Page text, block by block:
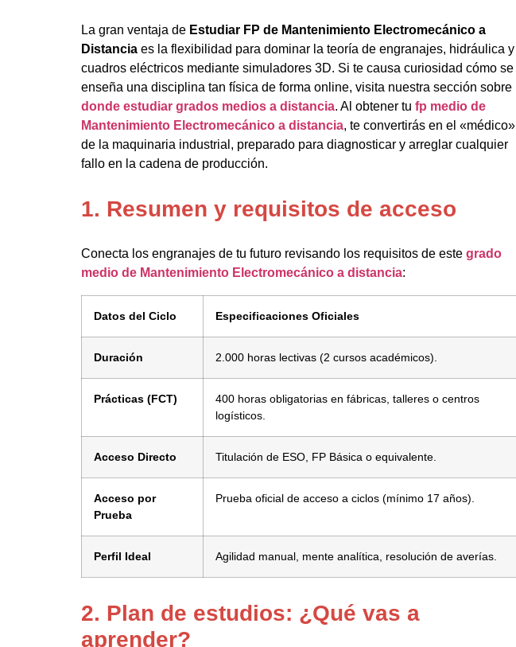
La gran ventaja de Estudiar FP de Mantenimiento Electromecánico a
Distancia es la flexibilidad para dominar la teoría de engranajes, hidráulica y
cuadros eléctricos mediante simuladores 3D. Si te causa curiosidad cómo se
enseña una disciplina tan física de forma online, visita nuestra sección sobre
donde estudiar grados medios a distancia. Al obtener tu fp medio de
Mantenimiento Electromecánico a distancia, te convertirás en el «médico»
de la maquinaria industrial, preparado para diagnosticar y arreglar cualquier
fallo en la cadena de producción.
1. Resumen y requisitos de acceso
Conecta los engranajes de tu futuro revisando los requisitos de este grado
medio de Mantenimiento Electromecánico a distancia:
Datos del Ciclo Especificaciones Oficiales
Duración 2.000 horas lectivas (2 cursos académicos).
Prácticas (FCT)
400 horas obligatorias en fábricas, talleres o centros
logísticos.
Acceso Directo Titulación de ESO, FP Básica o equivalente.
Acceso por
Prueba
Prueba oficial de acceso a ciclos (mínimo 17 años).
Perfil Ideal Agilidad manual, mente analítica, resolución de averías.
2. Plan de estudios: ¿Qué vas a
aprender?